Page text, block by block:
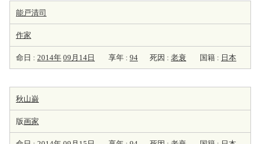
能戸清司
作家
命日 : 2014年 09月14日 享年 : 94 死因 : 老衰 国籍 : 日本
秋山巌
版画家